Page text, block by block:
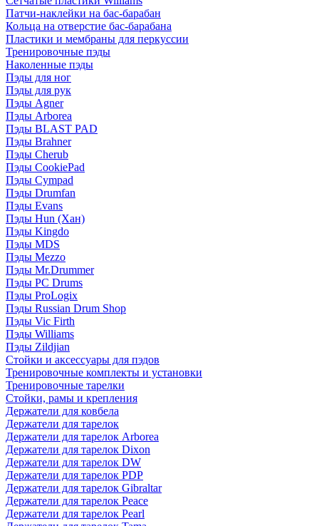
Патчи-наклейки на бас-барабан
Кольца на отверстие бас-барабана
Пластики и мембраны для перкуссии
Тренировочные пэды
Наколенные пэды
Пэды для ног
Пэды для рук
Пэды Agner
Пэды Arborea
Пэды BLAST PAD
Пэды Brahner
Пэды Cherub
Пэды CookiePad
Пэды Cympad
Пэды Drumfan
Пэды Evans
Пэды Hun (Хан)
Пэды Kingdo
Пэды MDS
Пэды Mezzo
Пэды Mr.Drummer
Пэды PC Drums
Пэды ProLogix
Пэды Russian Drum Shop
Пэды Vic Firth
Пэды Williams
Пэды Zildjian
Стойки и аксессуары для пэдов
Тренировочные комплекты и установки
Тренировочные тарелки
Стойки, рамы и крепления
Держатели для ковбела
Держатели для тарелок
Держатели для тарелок Arborea
Держатели для тарелок Dixon
Держатели для тарелок DW
Держатели для тарелок PDP
Держатели для тарелок Gibraltar
Держатели для тарелок Peace
Держатели для тарелок Pearl